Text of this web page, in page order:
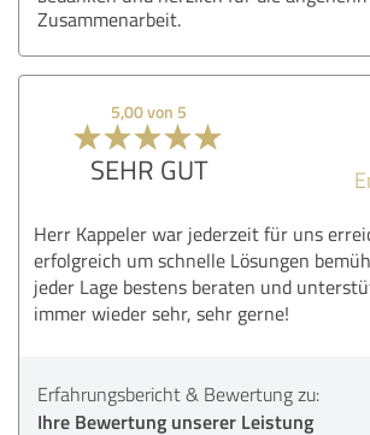
Zusammenarbeit.
5,00 von 5
SEHR GUT
Herr Kappeler war jederzeit für uns
erfolgreich um schnelle Lösungen
jeder Lage bestens beraten und
immer wieder sehr, sehr gerne!
Erfahrungsbericht & Bewertung zu:
Ihre Bewertung unserer Leistung